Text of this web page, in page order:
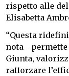
rispetto alle
Elisabetta
“Questa
nota -
Giunta,
rafforzare